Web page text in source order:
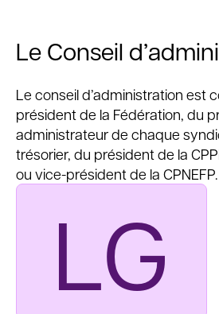
Le Conseil
Le conseil d’administration est
président de la Fédération, du
administrateur de chaque
trésorier, du président de la
ou vice-président de la CPNEFP.
LG